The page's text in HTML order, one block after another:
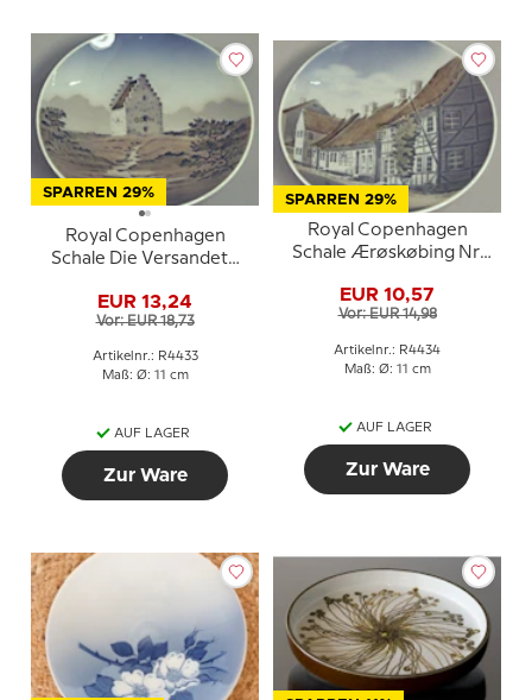
SPARREN 29%
Royal Copenhagen
Schale Die Versandete
EUR 13,24
Vor: EUR 18,73
Artikelnr.: R4433
Maß: Ø: 11 cm
AUF LAGER
Zur Ware
SPARREN 29%
Royal Copenhagen
Schale Ærøskøbing Nr.
EUR 10,57
Vor: EUR 14,98
Artikelnr.: R4434
Maß: Ø: 11 cm
AUF LAGER
Zur Ware